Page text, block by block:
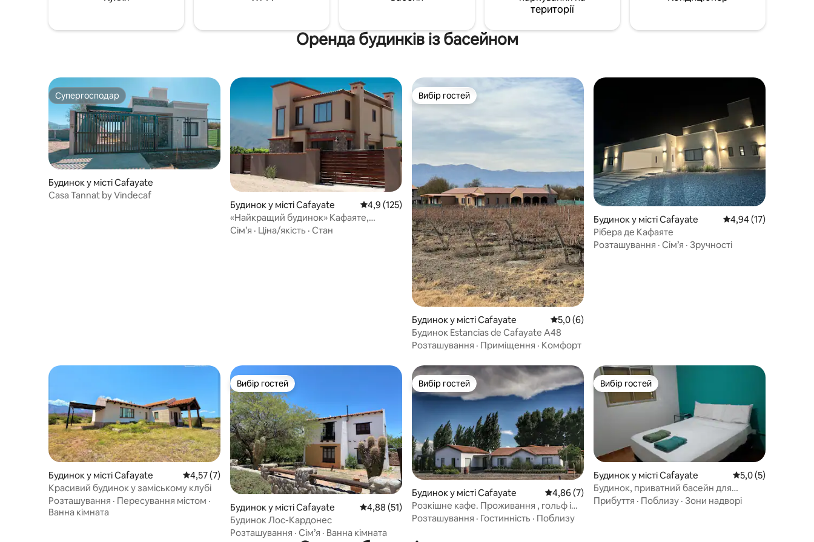
території
Оренда будинків із басейном
Супергосподар
Супергосподар
Будинок у місті Cafayate
Casa Tannat by Vindecaf
Будинок у місті Cafayate
Середня оцінка: 4,9 з 5, відгуки: 125
4,9 (125)
«Найкращий будинок» Кафаяте,
PISCINA PRIVADA
Сім’я · Ціна/якість · Стан
Вибір гостей
Вибір гостей
Будинок у місті Cafayate Середня оцінка: 5,0 з 5, відгуки: 6
5,0 (6)
Будинок Estancias de Cafayate A48
Розташування · Приміщення · Комфорт
Будинок у місті Cafayate Середня оцінка: 4,94
4,94 (17)
Рібера де Кафаяте
Розташування · Сім’я · Зручності
Будинок у місті Cafayate Середня оцінка: 4,57 з 5, відгуки: 7
4,57 (7)
Красивий будинок у заміському клубі
Розташування · Пересування містом ·
Ванна кімната
Вибір гостей
Вибір гостей
Будинок у місті Cafayate Середня оцінка: 4,88 з 5, відгуки: 51
4,88 (51)
Будинок Лос-Кардонес
Розташування · Сім’я · Ванна кімната
Вибір гостей
Вибір гостей
Будинок у місті Cafayate Середня оцінка: 4,86 з 5, відгуки: 7
4,86 (7)
Розкішне кафе. Проживання , гольф і
спа
Розташування · Гостинність · Поблизу
Вибір гостей
Вибір гостей
Будинок у місті Cafayate Середня оцінка:
5,0 (5)
Будинок, приватний басейн для
відпочинку 2 - Кафаяте
Прибуття · Поблизу · Зони надворі